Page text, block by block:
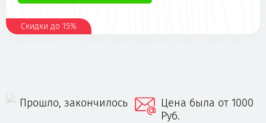
Прошло, закончилось
Цена была от 1000
Руб.
Скидки до 15%